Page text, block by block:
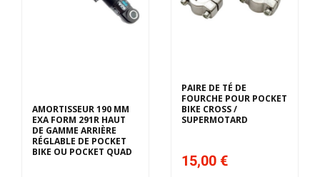
AMORTISSEUR 190 MM
EXA FORM 291R HAUT
DE GAMME ARRIÈRE
RÉGLABLE DE POCKET
BIKE OU POCKET QUAD
PAIRE DE TÉ DE
FOURCHE POUR POCKET
BIKE CROSS /
SUPERMOTARD
15,00 €